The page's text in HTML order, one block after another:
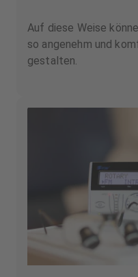
Auf diese Weise
so angenehm und
gestalten.